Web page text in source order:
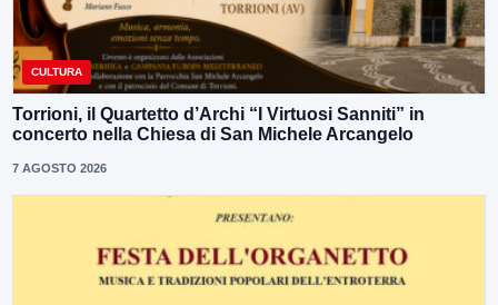
CULTURA
Torrioni, il Quartetto d’Archi “I Virtuosi Sanniti” in
concerto nella Chiesa di San Michele Arcangelo
7 AGOSTO 2026